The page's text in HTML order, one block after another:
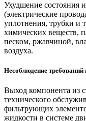
Ухудшение состояния
(электрические
уплотнения, трубки и
химических веществ,
песком, ржавчиной,
воздуха.
Несоблюдение
Выход компонента из
технического
фильтрующих
жидкости в системе